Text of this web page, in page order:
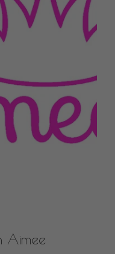
Aimee